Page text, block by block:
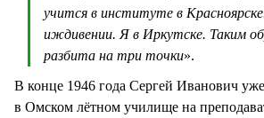
учится в институте в
иждивении. Я в Иркутске. Таким
разбита на три точки».
В конце 1946 года Сергей Иванович
в Омском лётном училище на